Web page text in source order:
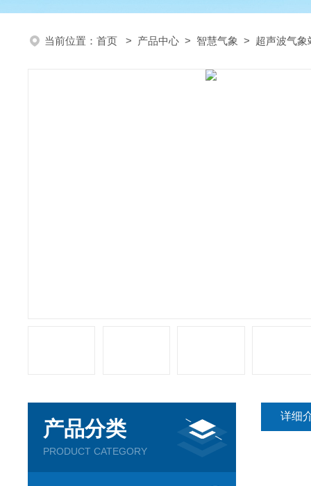
当前位置： 首页 > 产品中心 > 智慧气象 > 超声波气象
产品分类
PRODUCT CATEGORY
详细